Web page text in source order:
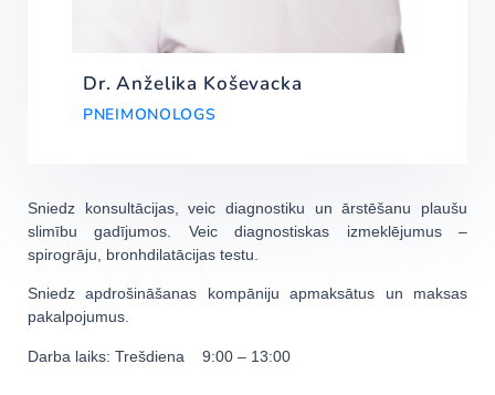
Dr. Anželika Koševacka
PNEIMONOLOGS
Sniedz konsultācijas, veic diagnostiku un ārstēšanu plaušu
slimību gadījumos. Veic diagnostiskas izmeklējumus –
spirogrāju, bronhdilatācijas testu.
Sniedz apdrošināšanas kompāniju apmaksātus un maksas
pakalpojumus.
Darba laiks: Trešdiena 9:00 – 13:00